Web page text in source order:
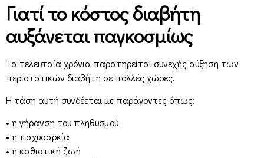
Γιατί το κόστος διαβήτη
αυξάνεται παγκοσμίως
Τα τελευταία χρόνια παρατηρείται συνεχής αύξηση των
περιστατικών διαβήτη σε πολλές χώρες.
Η τάση αυτή συνδέεται με παράγοντες όπως:
• η γήρανση του πληθυσμού
• η παχυσαρκία
• η καθιστική ζωή